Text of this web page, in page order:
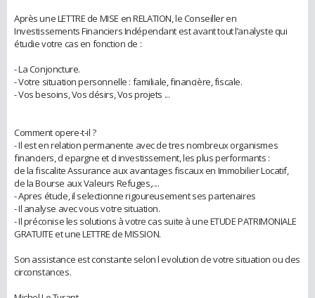
Après une LETTRE de MISE en RELATION, le Conseiller en
Investissements Financiers Indépendant est avant tout l’analyste qui
étudie votre cas en fonction de :
- La Conjoncture.
- Votre situation personnelle : familiale, financière, fiscale.
- Vos besoins, Vos désirs, Vos projets ...
Comment opere-t-il ?
- Il est en relation permanente avec de tres nombreux organismes
financiers, d epargne et d investissement, les plus performants :
de la fiscalite Assurance aux avantages fiscaux en Immobilier Locatif,
de la Bourse aux Valeurs Refuges,....
- Apres étude, il selectionne rigoureusement ses partenaires
- Il analyse avec vous votre situation.
- Il préconise les solutions à votre cas suite à une ETUDE PATRIMONIALE
GRATUITE et une LETTRE de MISSION.
Son assistance est constante selon l evolution de votre situation ou des
circonstances.